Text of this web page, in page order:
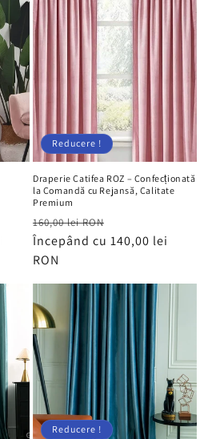
Reducere !
Draperie Catifea ROZ – Confecționată
la Comandă cu Rejansă, Calitate
Premium
Preț
obișnuit
160,00 lei RON
redus
Începând cu 140,00 lei
RON
Reducere !